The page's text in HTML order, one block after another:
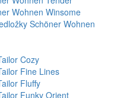
Wohnen Winsome
Schöner Wohnen
Cozy
Fine Lines
Fluffy
Funky Orient